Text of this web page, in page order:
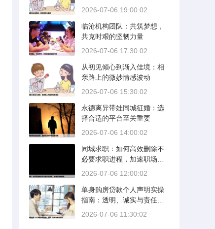
2026-07-06 19:00:02
临沧机构团队：共筑梦想，
共克时艰的坚韧力量
2026-07-06 17:30:02
从初见倾心到渐入佳境：相
亲路上的微妙情感波动
2026-07-06 15:30:02
永德离异带娃同城征婚：选
择合适的平台至关重要
2026-07-06 14:00:02
同城求职：如何高效删除不
必要求职进程，加速职场新
旅程
2026-07-06 12:00:02
单身购房贷款个人声明实操
指南：透明、诚实与责任并
重
2026-07-06 11:30:02